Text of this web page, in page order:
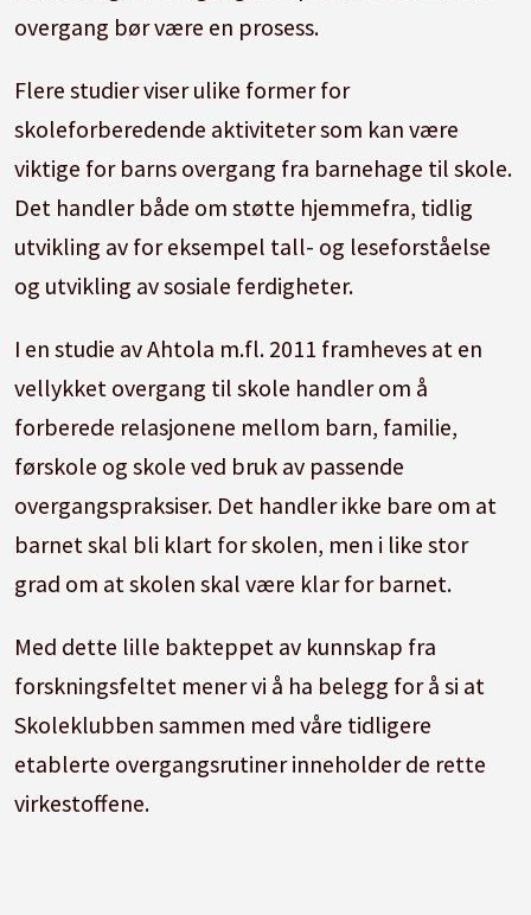
overgang bør være en prosess.
Flere studier viser ulike former for
skoleforberedende aktiviteter som kan være
viktige for barns overgang fra barnehage til skole.
Det handler både om støtte hjemmefra, tidlig
utvikling av for eksempel tall- og leseforståelse
og utvikling av sosiale ferdigheter.
I en studie av Ahtola m.fl. 2011 framheves at en
vellykket overgang til skole handler om å
forberede relasjonene mellom barn, familie,
førskole og skole ved bruk av passende
overgangspraksiser. Det handler ikke bare om at
barnet skal bli klart for skolen, men i like stor
grad om at skolen skal være klar for barnet.
Med dette lille bakteppet av kunnskap fra
forskningsfeltet mener vi å ha belegg for å si at
Skoleklubben sammen med våre tidligere
etablerte overgangsrutiner inneholder de rette
virkestoffene.